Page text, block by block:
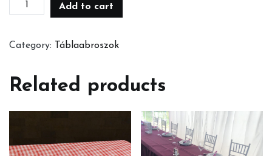
Navy
Add to cart
Category: Táblaabroszok
Related products